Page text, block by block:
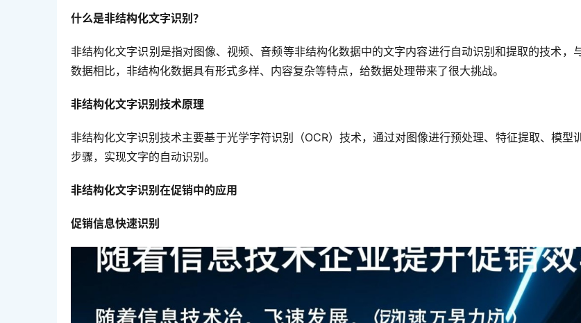
什么是非结构化文字识别？
非结构化文字识别是指对图像、视频、音频等非结构化数据中的文字内容进行自动识别和提取的技术，
数据相比，非结构化数据具有形式多样、内容复杂等特点，给数据处理带来了很大挑战。
非结构化文字识别技术原理
非结构化文字识别技术主要基于光学字符识别（OCR）技术，通过对图像进行预处理、特征提取、模型
步骤，实现文字的自动识别。
非结构化文字识别在促销中的应用
促销信息快速识别